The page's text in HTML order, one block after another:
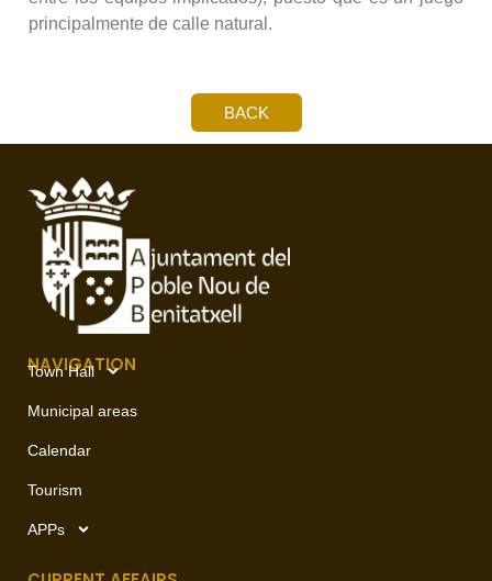
principalmente de calle natural.
BACK
NAVIGATION
Town Hall
Municipal areas
Calendar
Tourism
APPs